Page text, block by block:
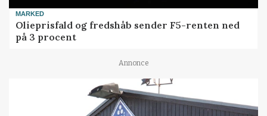
MARKED
Olieprisfald og fredshåb sender F5-renten ned
på 3 procent
Annonce